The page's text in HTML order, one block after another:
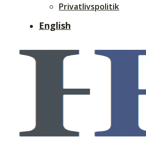
Privatlivspolitik
English